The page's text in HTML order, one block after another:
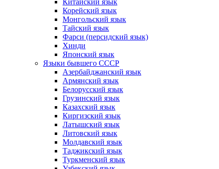
Китайский язык
Корейский язык
Монгольский язык
Тайский язык
Фарси (персидский язык)
Хинди
Японский язык
Языки бывшего СССР
Азербайджанский язык
Армянский язык
Белорусский язык
Грузинский язык
Казахский язык
Киргизский язык
Латышский язык
Литовский язык
Молдавский язык
Таджикский язык
Туркменский язык